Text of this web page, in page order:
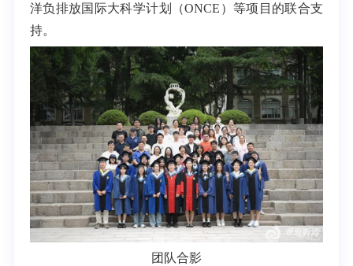
洋负排放国际大科学计划（ONCE）等项目的联合支
持。
团队合影